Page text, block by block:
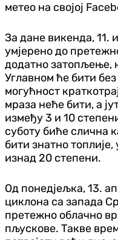
метео на својој
За дане викенда, 11.
умјерено до
додатно затопљење,
Углавном ће бити
могућност
мраза неће бити, а
између 3 и 10
суботу биће слична
бити знатно
изнад 20 степени.
Од понед‌јељка, 13.
циклона са запада
претежно облачно
пљускове. Такве